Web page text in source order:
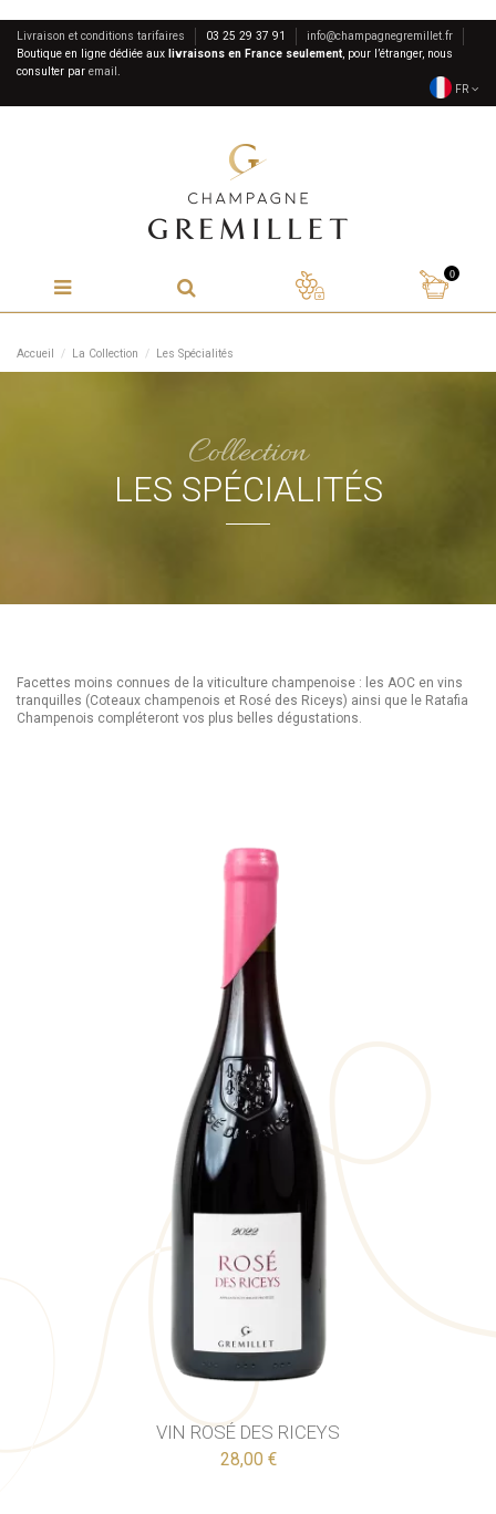
Livraison et conditions tarifaires 03 25 29 37 91
info@champagnegremillet.fr
Boutique en ligne dédiée aux livraisons en France seulement, pour l’étranger, nous
consulter par email.
FR
0
Accueil La Collection Les Spécialités
Collection
LES SPÉCIALITÉS
Facettes moins connues de la viticulture champenoise : les AOC en vins
tranquilles (Coteaux champenois et Rosé des Riceys) ainsi que le Ratafia
Champenois compléteront vos plus belles dégustations.
VIN ROSÉ DES RICEYS
28,00 €